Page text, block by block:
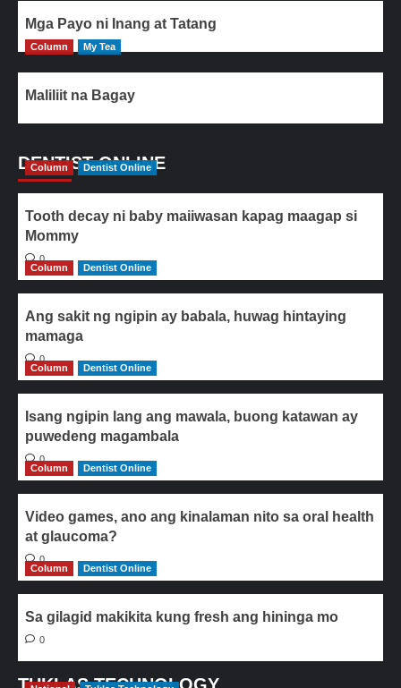
Mga Payo ni Inang at Tatang
Column My Tea
Maliliit na Bagay
DENTIST ONLINE
Column Dentist Online
Tooth decay ni baby maiiwasan kapag maagap si
Mommy
0
Column
Dentist Online
Ang sakit ng ngipin ay babala, huwag hintaying
mamaga
0
Column
Dentist Online
Isang ngipin lang ang mawala, buong katawan ay
puwedeng magambala
0
Column
Dentist Online
Video games, ano ang kinalaman nito sa oral health
at glaucoma?
0
Column
Dentist Online
Sa gilagid makikita kung fresh ang hininga mo
0